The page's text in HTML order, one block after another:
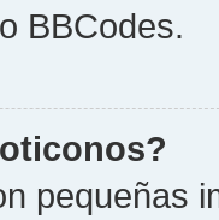
BBCodes.
pequeñas